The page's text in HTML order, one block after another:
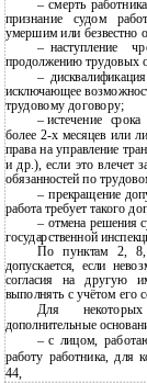
– смерть
признание судом
умершим или безвестно
– наступление
продолжению трудовых
–
исключающее
трудовому договору;
– истечение
более 2-х месяцев или
права на управление
и др.), если это влечет
обязанностей по
– прекращение
работа требует такого
– отмена решения
государственной
По пунктам 2, 8,
допускается, если
согласия на другую
выполнять с учётом его
Для некоторых
дополнительные
– с лицом,
работу работника, для
44,